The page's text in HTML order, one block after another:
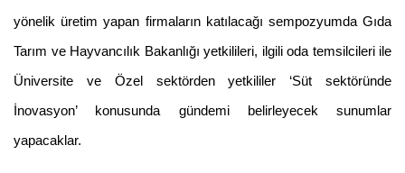
yönelik üretim yapan firmaların katılacağı sempozyumda Gıda
Tarım ve Hayvancılık Bakanlığı yetkilileri, ilgili oda temsilcileri ile
Üniversite ve Özel sektörden yetkililer ‘Süt sektöründe
İnovasyon’ konusunda gündemi belirleyecek sunumlar
yapacaklar.